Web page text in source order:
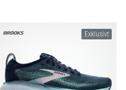
Exklusivt